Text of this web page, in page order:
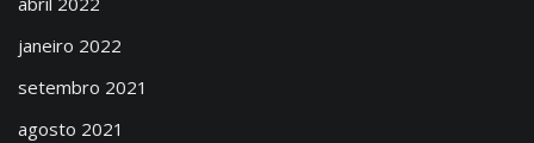
janeiro 2022
setembro 2021
agosto 2021